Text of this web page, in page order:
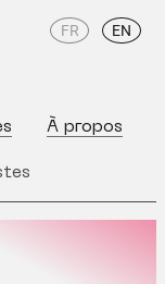
À propos
FR EN